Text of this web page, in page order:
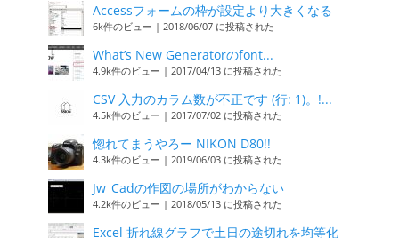
Accessフォームの枠が設定より大きくなる
6k件のビュー | 2018/06/07 に投稿された
What’s New Generatorのfont...
4.9k件のビュー | 2017/04/13 に投稿された
CSV 入力のカラム数が不正です (行: 1)。!...
4.5k件のビュー | 2017/07/02 に投稿された
惚れてまうやろー NIKON D80!!
4.3k件のビュー | 2019/06/03 に投稿された
Jw_Cadの作図の場所がわからない
4.2k件のビュー | 2018/05/13 に投稿された
Excel 折れ線グラフで土日の途切れを均等化